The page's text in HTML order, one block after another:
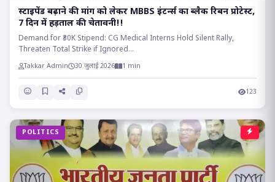
स्टाइपेंड बढ़ाने की मांग को लेकर MBBS इंटर्न्स का ब्लैक रिबन प्रोटेस्ट,
7 दिन में हड़ताल की चेतावनी!!
Demand for ₹30K Stipend: CG Medical Interns Hold Silent Rally,
Threaten Total Strike if Ignored...
Takkar Admin 30 जुलाई 2026 1 min
123
POLITICS